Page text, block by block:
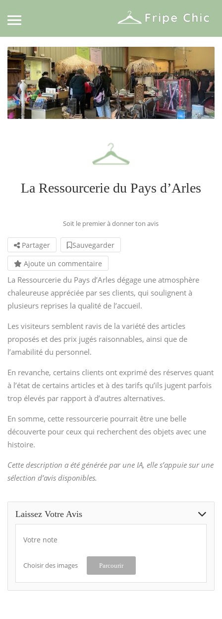
La Ressourcerie du Pays d’Arles
Soit le premier à donner ton avis
Partager
Sauvegarder
Ajoute un commentaire
La Ressourcerie du Pays d’Arles dégage une atmosphère
chaleureuse appréciée par ses clients, qui soulignent à
plusieurs reprises la qualité de l’accueil.
Les visiteurs semblent ravis de la variété des articles
proposés et des prix jugés raisonnables, ainsi que de
l’amabilité du personnel.
En revanche, certains clients ont exprimé des réserves quant
à l’état de certains articles et à des tarifs qu’ils jugent parfois
trop élevés par rapport à d’autres alternatives.
En somme, cette ressourcerie pourrait être une belle
découverte pour ceux qui recherchent des objets avec une
histoire.
Cette description a été générée par une IA, elle s’appuie sur une
sélection d’avis disponibles.
Laissez Votre Avis
Votre note
Choisir des images Parcourir